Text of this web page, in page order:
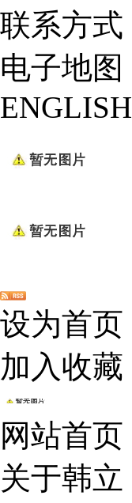
联系方式
电子地图
ENGLISH
设为首页
加入收藏
网站首页
关于韩立